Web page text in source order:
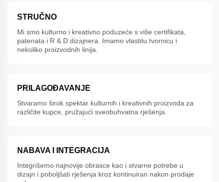
STRUČNO
Mi smo kulturno i kreativno poduzeće s više certifikata,
patenata i R & D dizajnera. Imamo vlastitu tvornicu i
nekoliko proizvodnih linija.
PRILAGOĐAVANJE
Stvaramo širok spektar kulturnih i kreativnih proizvoda za
različite kupce, pružajući sveobuhvatna rješenja.
NABAVA I INTEGRACIJA
Integrišemo najnovije obrasce kao i stvarne potrebe u
dizajn i poboljšati rješenja kroz kontinuiran nakon prodaje